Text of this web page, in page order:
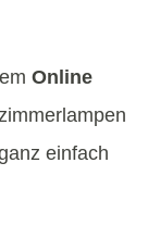
Online
einfach